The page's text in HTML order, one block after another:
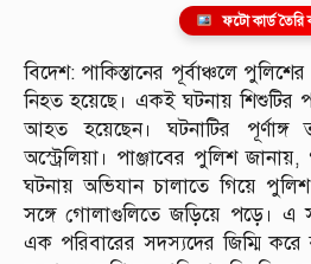
ফটো কার্ড
বিদেশ: পাকিস্তানের পূর্বাঞ্চলে
নিহত হয়েছে। একই ঘটনায়
আহত হয়েছেন। ঘটনাটির পূর্ণাঙ্গ
অস্ট্রেলিয়া। পাঞ্জাবের পুলিশ
ঘটনায় অভিযান চালাতে গিয়ে
সঙ্গে গোলাগুলিতে জড়িয়ে পড়ে। এ
এক পরিবারের সদস্যদের জিম্মি করে